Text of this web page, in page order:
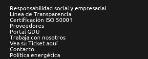
Responsabilidad social y empresarial
Línea de Transparencia
Certificación ISO 50001
Proveedores
Portal GDU
Trabaja con nosotros
Vea su Ticket aquí
Contacto
Política energética